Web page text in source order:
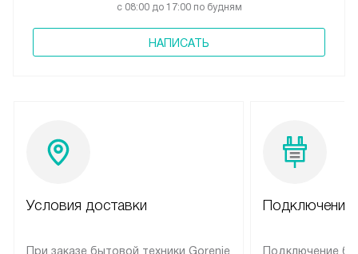
с 08:00 до 17:00 по будням
НАПИСАТЬ
Условия доставки
При заказе бытовой техники Gorenje
Подключение
Подключение